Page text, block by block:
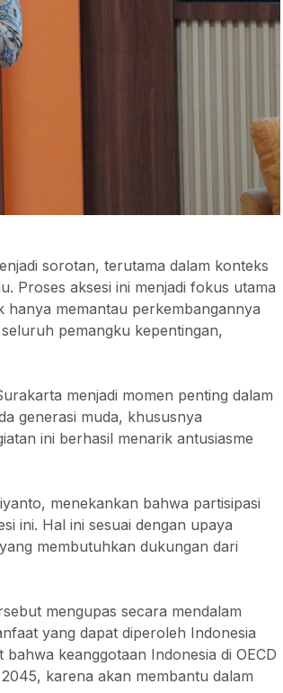
sorotan, terutama dalam konteks
Proses aksesi ini menjadi fokus utama
hanya memantau perkembangannya
pemangku kepentingan,
menjadi momen penting dalam
generasi muda, khususnya
ini berhasil menarik antusiasme
menekankan bahwa partisipasi
ini. Hal ini sesuai dengan upaya
membutuhkan dukungan dari
mengupas secara mendalam
yang dapat diperoleh Indonesia
keanggotaan Indonesia di OECD
karena akan membantu dalam